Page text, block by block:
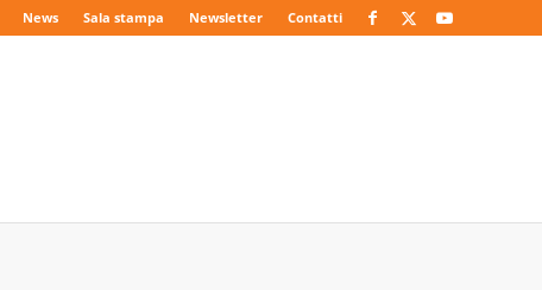
News Sala stampa Newsletter Contatti